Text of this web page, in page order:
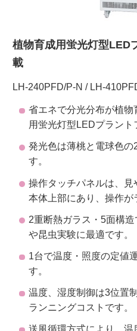
植物育成用蛍光灯型LED
載
LH-240PFD/P-N / LH-
省エネで分光分布が植
用蛍光灯型LEDプラント
発光色は薄桃と電球色の
す。
操作タッチパネルは、見
本体上部にあり、操作が
2重断熱ガラス・5面構
や昆虫実験に最適です。
1台で温度・照度の定値
す。
温度、湿度制御は3位置
ランニングコストです。
薬研社 ホームページ